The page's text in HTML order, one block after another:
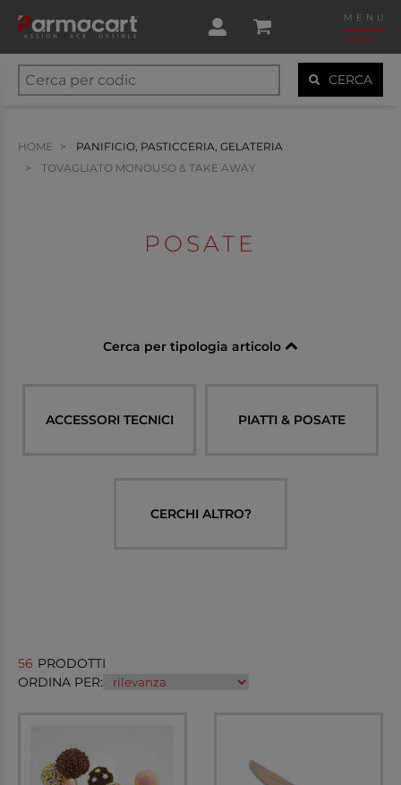
MENU
CERCA
HOME
PANIFICIO, PASTICCERIA, GELATERIA
TOVAGLIATO MONOUSO & TAKE AWAY
POSATE
Cerca per tipologia articolo
ACCESSORI TECNICI PIATTI & POSATE
CERCHI ALTRO?
56 PRODOTTI
ORDINA PER: